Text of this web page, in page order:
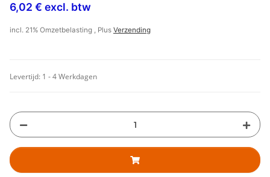
6,02 € excl. btw
incl. 21% Omzetbelasting , Plus Verzending
Levertijd: 1 - 4 Werkdagen